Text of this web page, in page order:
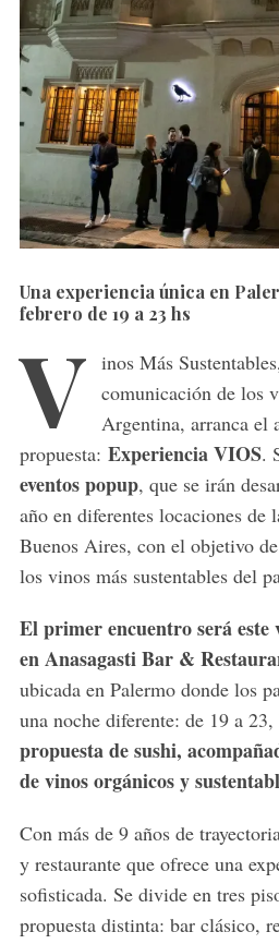
Una experiencia única en
febrero de 19 a 23 hs
V
inos Más
comunicación de los
Argentina, arranca el
propuesta: Experiencia VIOS.
eventos popup, que se irán
año en diferentes locaciones de
Buenos Aires, con el objetivo
los vinos más sustentables del
El primer encuentro será este
en Anasagasti Bar &
ubicada en Palermo donde los
una noche diferente: de 19 a 23,
propuesta de sushi,
de vinos orgánicos y
Con más de 9 años de
y restaurante que ofrece una
sofisticada. Se divide en tres
propuesta distinta: bar clásico,